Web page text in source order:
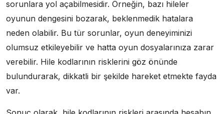
sorunlara yol açabilmesidir. Örneğin, bazı hileler
oyunun dengesini bozarak, beklenmedik hatalara
neden olabilir. Bu tür sorunlar, oyun deneyiminizi
olumsuz etkileyebilir ve hatta oyun dosyalarınıza zarar
verebilir. Hile kodlarının risklerini göz önünde
bulundurarak, dikkatli bir şekilde hareket etmekte fayda
var.